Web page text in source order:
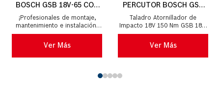
BOSCH GSB 18V-65 CON
MALETÍN Y KIT
¡Profesionales de montaje,
mantenimiento e instalación,
prepárense para una
revolución en potencia, control
Ver Más
PERCUTOR BOSCH GSB
18V-150 C, 18V
Taladro Atornillador de
Impacto 18V 150 Nm GSB 18V-
150 C
Ver Más